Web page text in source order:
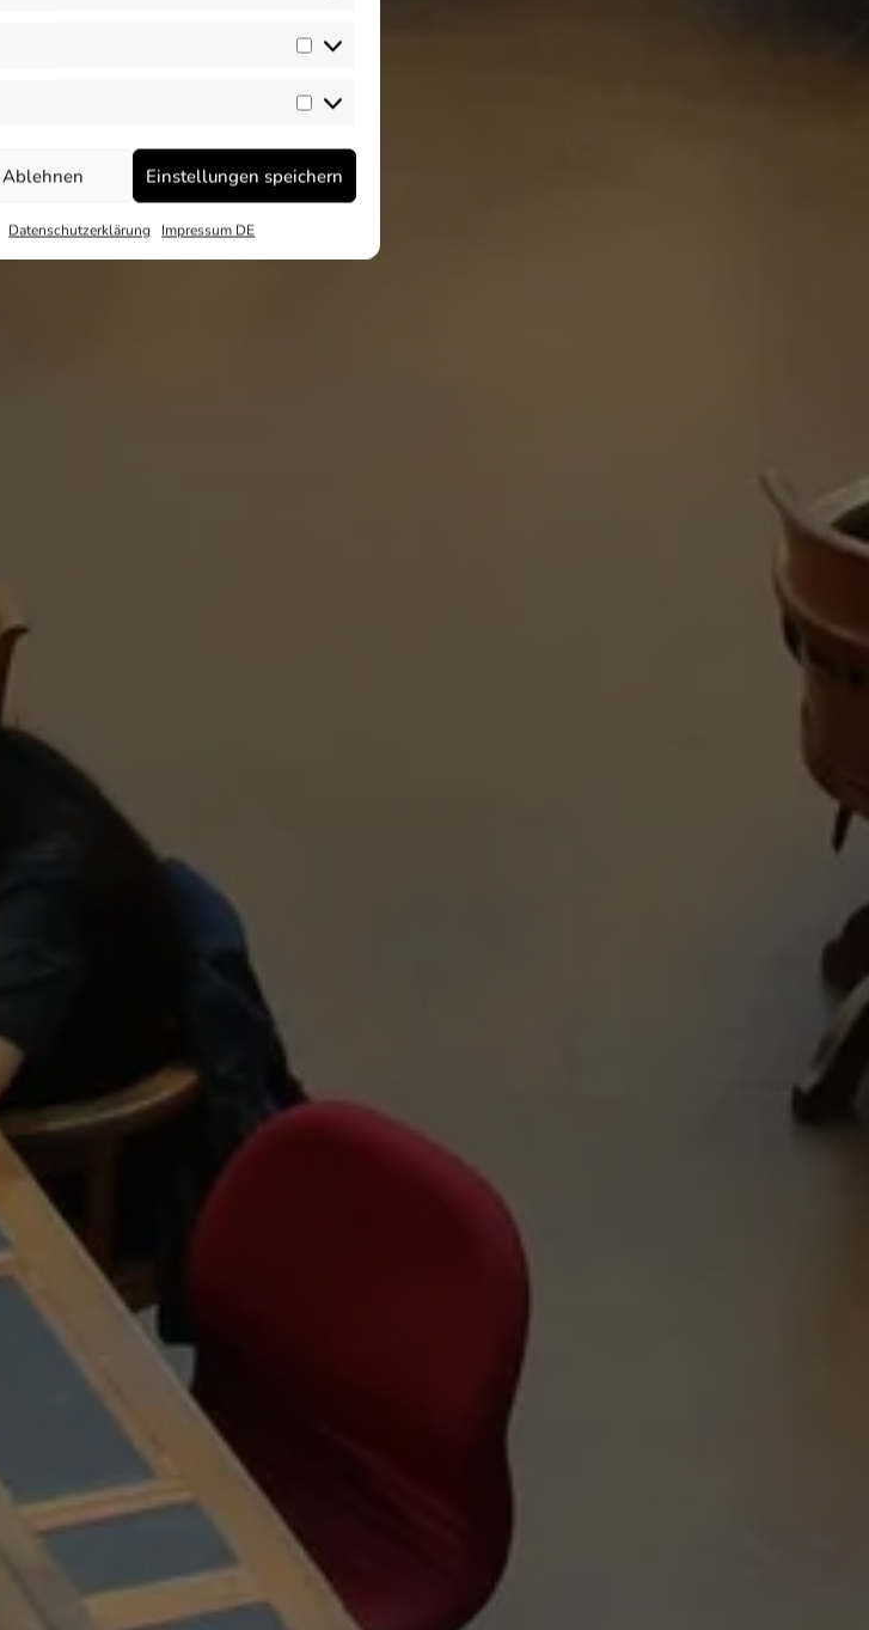
Voreinstellungen
Marketing
Ablehnen Einstellungen speichern
Datenschutzerklärung Impressum DE